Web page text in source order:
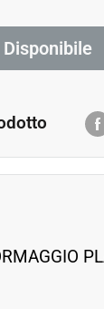
Disponibile